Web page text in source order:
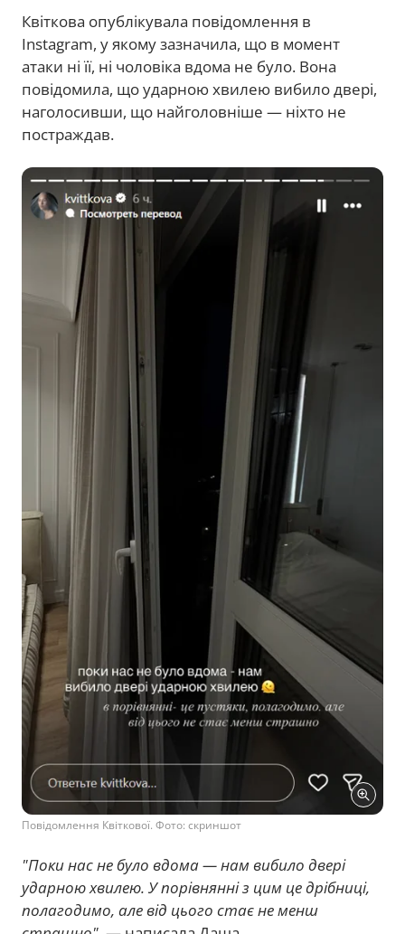
Квіткова опублікувала повідомлення в
Instagram, у якому зазначила, що в момент
атаки ні її, ні чоловіка вдома не було. Вона
повідомила, що ударною хвилею вибило двері,
наголосивши, що найголовніше — ніхто не
постраждав.
Повідомлення Квіткової. Фото: скриншот
"Поки нас не було вдома — нам вибило двері
ударною хвилею. У порівнянні з цим це дрібниці,
полагодимо, але від цього стає не менш